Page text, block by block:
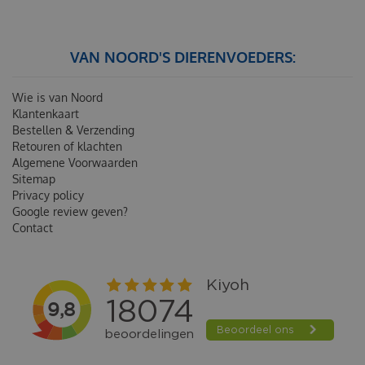
VAN NOORD'S DIERENVOEDERS:
Wie is van Noord
Klantenkaart
Bestellen & Verzending
Retouren of klachten
Algemene Voorwaarden
Sitemap
Privacy policy
Google review geven?
Contact